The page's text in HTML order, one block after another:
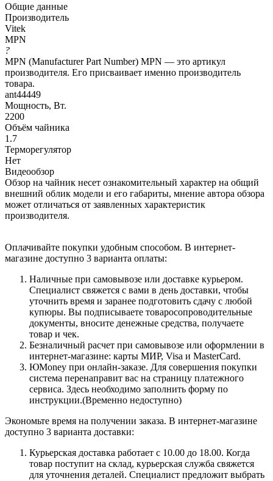
Общие данные
Производитель
Vitek
MPN
?
MPN (Manufacturer Part Number) MPN — это артикул
производителя. Его присваивает именно производитель
товара.
ant44449
Мощность, Вт.
2200
Объём чайника
1.7
Терморегулятор
Нет
Видеообзор
Обзор на чайник несет ознакомительный характер на общий
внешний облик модели и его габариты, мнение автора обзора
может отличаться от заявленных характеристик
производителя.
Оплачивайте покупки удобным способом. В интернет-
магазине доступно 3 варианта оплаты:
Наличные при самовывозе или доставке курьером.
Специалист свяжется с вами в день доставки, чтобы
уточнить время и заранее подготовить сдачу с любой
купюры. Вы подписываете товаросопроводительные
документы, вносите денежные средства, получаете
товар и чек.
Безналичный расчет при самовывозе или оформлении в
интернет-магазине: карты МИР, Visa и MasterCard.
ЮMoney при онлайн-заказе. Для совершения покупки
система перенаправит вас на страницу платежного
сервиса. Здесь необходимо заполнить форму по
инструкции.(Временно недоступно)
Экономьте время на получении заказа. В интернет-магазине
доступно 3 варианта доставки:
Курьерская доставка работает с 10.00 до 18.00. Когда
товар поступит на склад, курьерская служба свяжется
для уточнения деталей. Специалист предложит выбрать